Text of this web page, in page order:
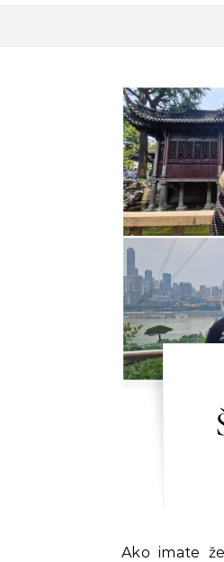
Ako imate želju da upoznate delić kineske kulture i vidite kako izgleda život u jednoj